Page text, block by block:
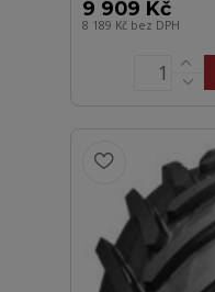
9 909 Kč
8 189 Kč bez DPH